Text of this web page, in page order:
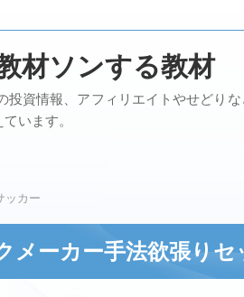
材ソンする教材
投資情報、アフィリエイトやせどり
います。
ッカー
メーカー手法欲張りセ